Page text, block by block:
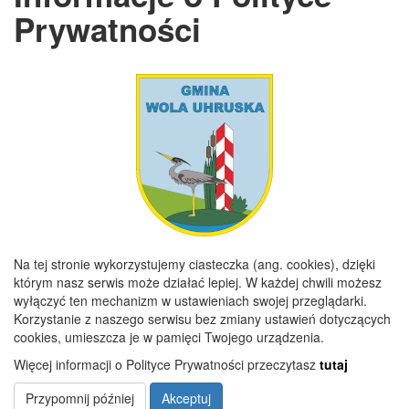
REGON
GODZINY URZĘDOWANIA
Copyright 2019@ Urząd Gminy Wola Uhruska
Prywatności
Na tej stronie wykorzystujemy ciasteczka (ang. cookies), dzięki
którym nasz serwis może działać lepiej. W każdej chwili możesz
wyłączyć ten mechanizm w ustawieniach swojej przeglądarki.
Korzystanie z naszego serwisu bez zmiany ustawień dotyczących
cookies, umieszcza je w pamięci Twojego urządzenia.
Więcej informacji o Polityce Prywatności przeczytasz tutaj
Przypomnij później
Akceptuj